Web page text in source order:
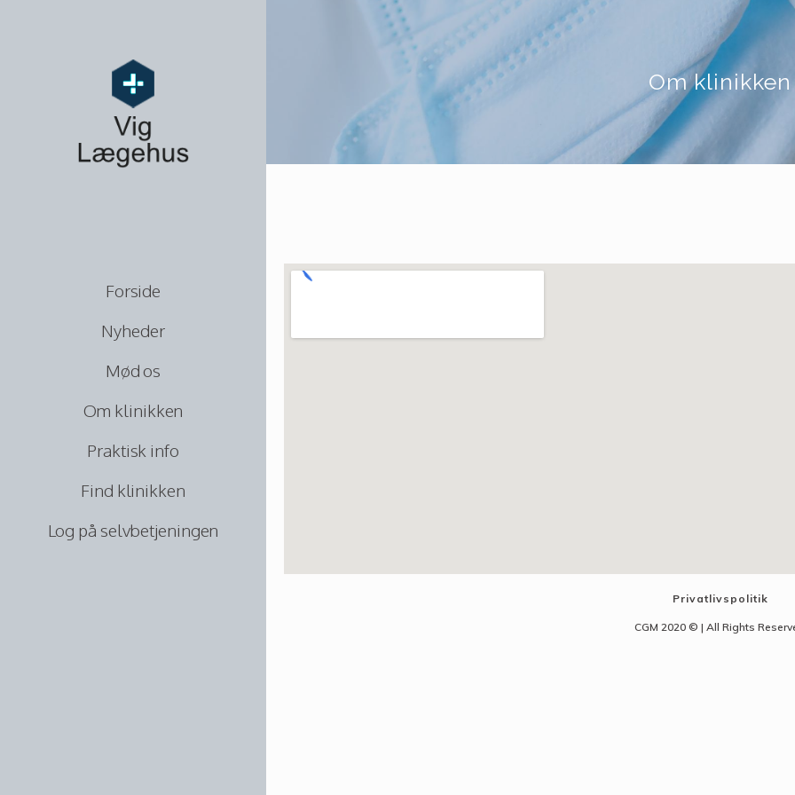
Forside
Nyheder
Mød os
Om klinikken
Praktisk info
Find klinikken
Log på selvbetjeningen
Om klinikken
Privatlivspolitik
CGM 2020 ©​ | All Rights